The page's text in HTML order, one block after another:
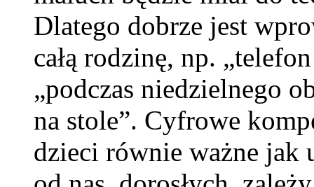
Dlatego dobrze jest
całą rodzinę, np.
„podczas niedzielnego
na stole”. Cyfrowe
dzieci równie ważne jak